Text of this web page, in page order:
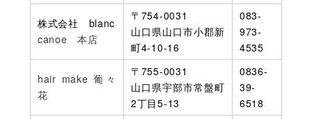
株式会社 blanc
canoe 本店
〒754-0031
山口県山口市小郡新
町4-10-16
083-
973-
4535
hair make 葡々
花
〒755-0031
山口県宇部市常盤町
2丁目5-13
0836-
39-
6518